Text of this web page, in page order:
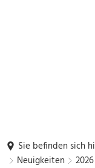
Sie befinden sich
Neuigkeiten
2026